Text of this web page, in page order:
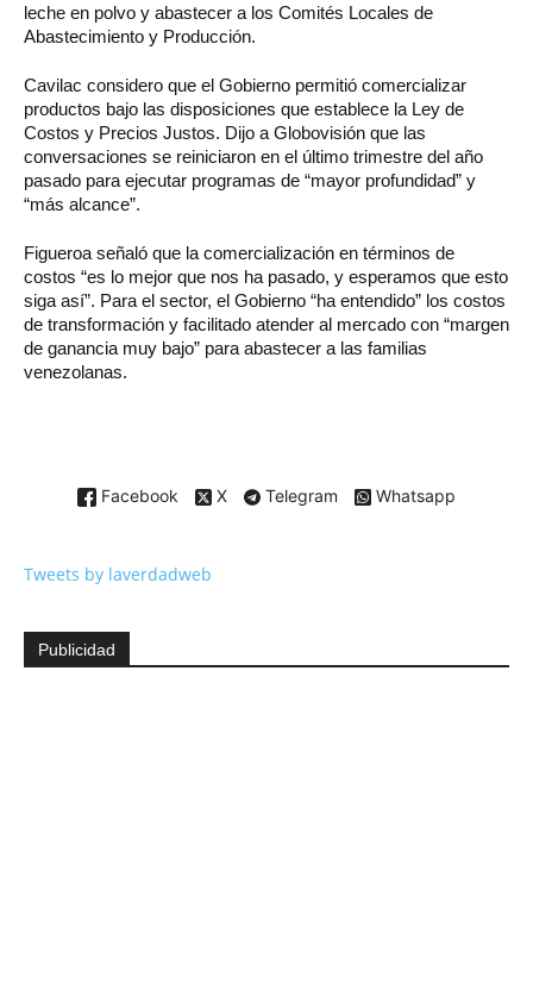
leche en polvo y abastecer a los Comités Locales de
Abastecimiento y Producción.
Cavilac considero que el Gobierno permitió comercializar
productos bajo las disposiciones que establece la Ley de
Costos y Precios Justos. Dijo a Globovisión que las
conversaciones se reiniciaron en el último trimestre del año
pasado para ejecutar programas de “mayor profundidad” y
“más alcance”.
Figueroa señaló que la comercialización en términos de
costos “es lo mejor que nos ha pasado, y esperamos que esto
siga así”. Para el sector, el Gobierno “ha entendido” los costos
de transformación y facilitado atender al mercado con “margen
de ganancia muy bajo” para abastecer a las familias
venezolanas.
Facebook X Telegram Whatsapp
Tweets by laverdadweb
Publicidad